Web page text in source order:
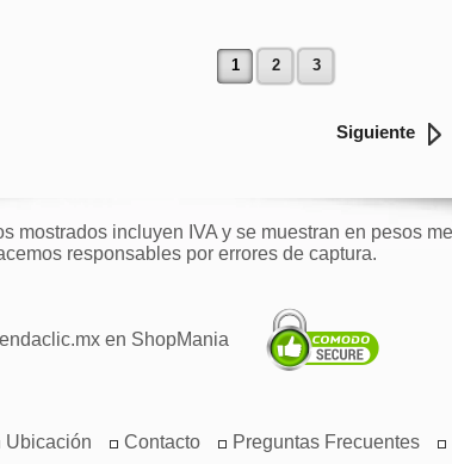
1 2 3
Siguiente
mostrados incluyen IVA y se muestran en pesos
responsables por errores de captura.
Ubicación Contacto Preguntas Frecuentes